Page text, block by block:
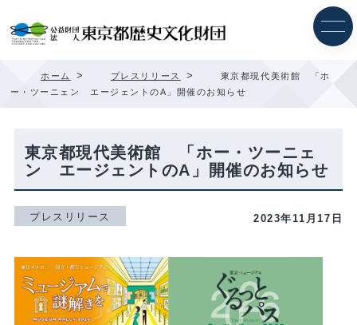
ホーム > プレスリリース >
東京都現代美術館 「ホ
ー・ツーニェン エージェントのA」開催のお知らせ
東京都現代美術館 「ホー・ツーニェ
ン エージェントのA」開催のお知らせ
プレスリリース 2023年11月17日